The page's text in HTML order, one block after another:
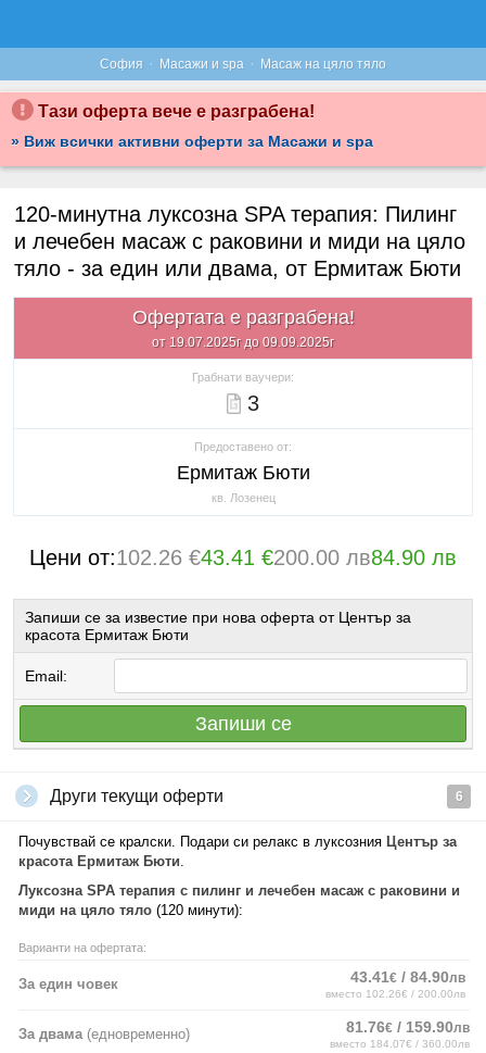
София · Масажи и spa · Масаж на цяло тяло
Тази оферта вече е разграбена!
» Виж всички активни оферти за Масажи и spa
120-минутна луксозна SPA терапия: Пилинг
и лечебен масаж с раковини и миди на цяло
тяло - за един или двама, от Ермитаж Бюти
Офертата е разграбена!
от 19.07.2025г до 09.09.2025г
Грабнати ваучери:
3
Предоставено от:
Ермитаж Бюти
кв. Лозенец
Цени от:102.26 €43.41 €200.00 лв84.90 лв
Запиши се за известие при нова оферта от Център за
красота Ермитаж Бюти
Email:
Запиши се
Други текущи оферти 6
Почувствай се кралски. Подари си релакс в луксозния Център за
красота Ермитаж Бюти.
Луксозна SPA терапия с пилинг и лечебен масаж с раковини и
миди на цяло тяло (120 минути):
Варианти на офертата:
За един човек 43.41€ / 84.90лв
вместо 102.26€ / 200.00лв
За двама (едновременно) 81.76€ / 159.90лв
вместо 184.07€ / 360.00лв